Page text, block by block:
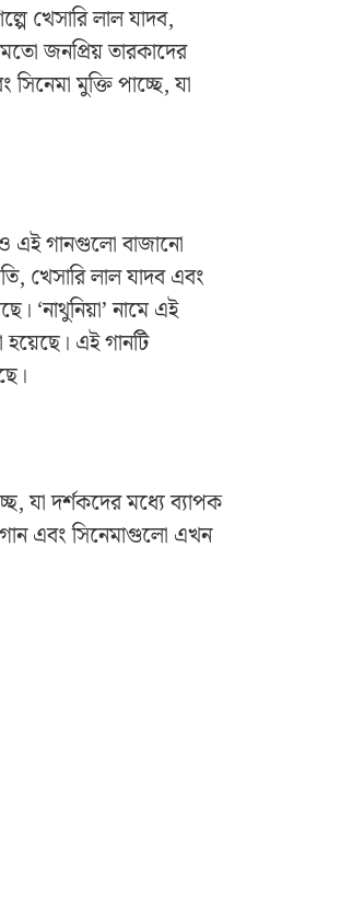
খেসারি লাল যাদব,
জনপ্রিয় তারকাদের
মুক্তি পাচ্ছে, যা
এই গানগুলো বাজানো
খেসারি লাল যাদব এবং
‘নাথুনিয়া’ নামে এই
এই গানটি
যা দর্শকদের মধ্যে ব্যাপক
গান এবং সিনেমাগুলো এখন